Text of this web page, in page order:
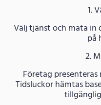
1.
Välj tjänst och mata
på
2.
Företag
Tidsluckor hämtas